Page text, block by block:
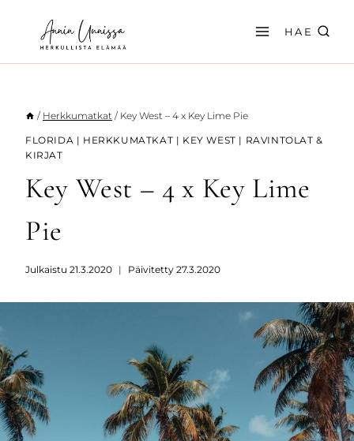
sisältöön
HAE
/ Herkkumatkat / Key West – 4 x Key Lime Pie
FLORIDA | HERKKUMATKAT | KEY WEST | RAVINTOLAT &
KIRJAT
Key West – 4 x Key Lime
Pie
Julkaistu 21.3.2020 Päivitetty 27.3.2020